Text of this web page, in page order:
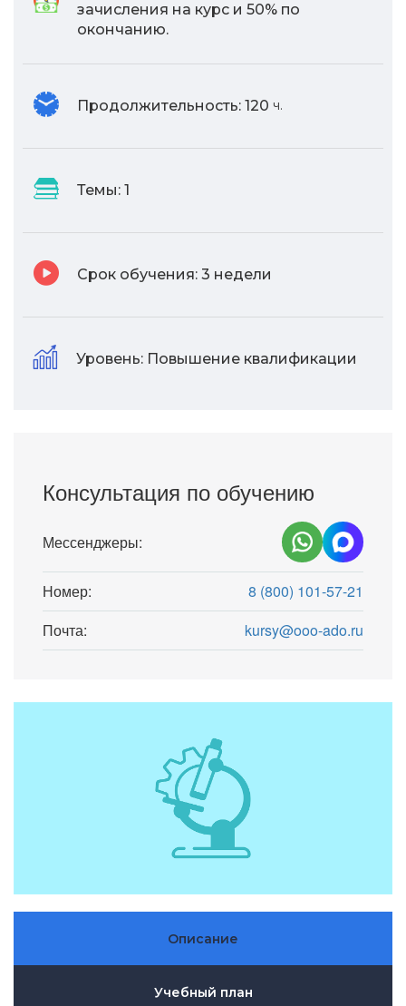
зачисления на курс и 50% по
окончанию.
Продолжительность: 120 ч.
Темы: 1
Срок обучения: 3 недели
Уровень: Повышение квалификации
Консультация по обучению
Мессенджеры:
Номер:
8 (800) 101-57-21
Почта:
kursy@ooo-ado.ru
Описание
Учебный план